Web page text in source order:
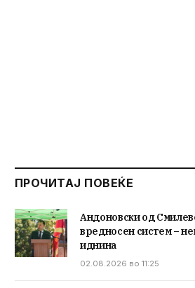
ПРОЧИТАЈ ПОВЕЌЕ
Андоновски од
вредносен систем –
иднина
02.08.2026 во 11:25